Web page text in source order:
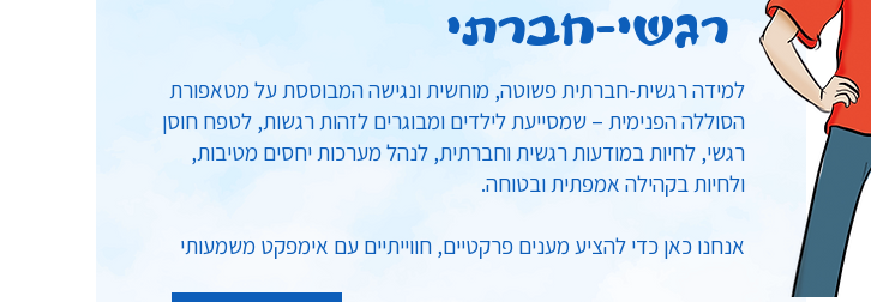
רגשי-חברתי
למידה רגשית-חברתית פשוטה, מוחשית ונגישה המבוססת על מטאפורת
הסוללה הפנימית – שמסייעת לילדים ומבוגרים לזהות רגשות, לטפח חוסן
רגשי, לחיות במודעות רגשית וחברתית, לנהל מערכות יחסים מטיבות,
ולחיות בקהילה אמפתית ובטוחה.
אנחנו כאן כדי להציע מענים פרקטיים, חווייתיים עם אימפקט משמעותי